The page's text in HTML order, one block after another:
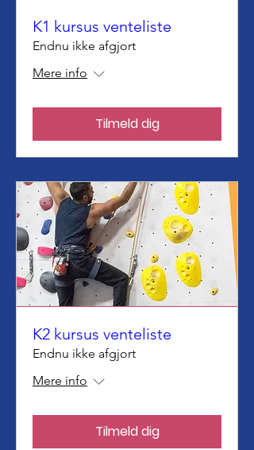
K1 kursus venteliste
Endnu ikke afgjort
Mere info
Tilmeld dig
K2 kursus venteliste
Endnu ikke afgjort
Mere info
Tilmeld dig